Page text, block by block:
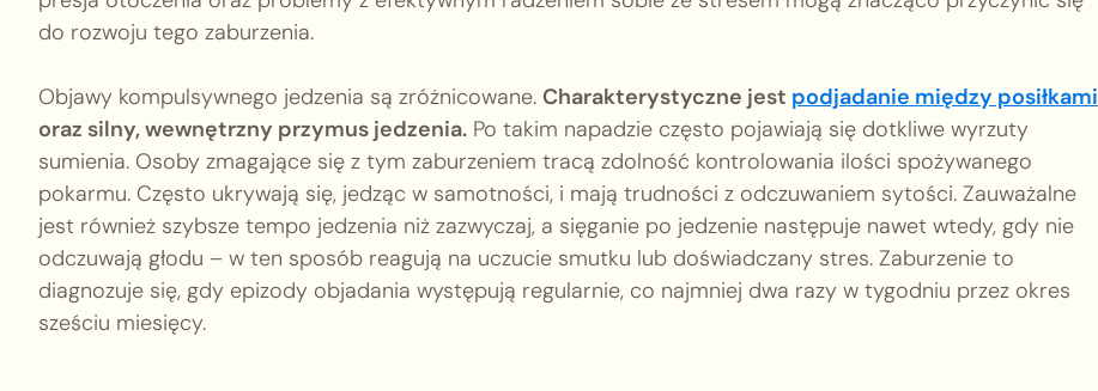
do rozwoju tego zaburzenia.
Objawy kompulsywnego jedzenia są zróżnicowane. Charakterystyczne jest podjadanie między posiłkami
oraz silny, wewnętrzny przymus jedzenia. Po takim napadzie często pojawiają się dotkliwe wyrzuty
sumienia. Osoby zmagające się z tym zaburzeniem tracą zdolność kontrolowania ilości spożywanego
pokarmu. Często ukrywają się, jedząc w samotności, i mają trudności z odczuwaniem sytości. Zauważalne
jest również szybsze tempo jedzenia niż zazwyczaj, a sięganie po jedzenie następuje nawet wtedy, gdy nie
odczuwają głodu – w ten sposób reagują na uczucie smutku lub doświadczany stres. Zaburzenie to
diagnozuje się, gdy epizody objadania występują regularnie, co najmniej dwa razy w tygodniu przez okres
sześciu miesięcy.